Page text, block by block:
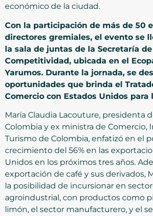
económico de la ciudad.
Con la participación de más de 50
directores gremiales, el evento se
la sala de juntas de la Secretaría de
Competitividad, ubicada en el
Yarumos. Durante la jornada, se
oportunidades que brinda el
Comercio con Estados Unidos para
María Claudia Lacouture, presidenta
Colombia y ex ministra de Comercio,
Turismo de Colombia, enfatizó en el
crecimiento del 56% en las
Unidos en los próximos tres años.
exportación de café y sus derivados,
la posibilidad de incursionar en
agroindustrial, con productos como
limón, el sector manufacturero, y el